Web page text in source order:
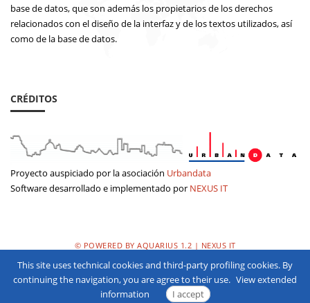
base de datos, que son además los propietarios de los derechos
relacionados con el diseño de la interfaz y de los textos utilizados, así
como de la base de datos.
CRÉDITOS
Proyecto auspiciado por la asociación Urbandata
Software desarrollado e implementado por NEXUS IT
© POWERED BY AQUARIUS 1.2 | NEXUS IT
POLÌTICA DE PRIVACIDAD
This site uses technical cookies and third-party profiling cookies. By
continuing the navigation, you are agree to their use. View extended
information
I accept